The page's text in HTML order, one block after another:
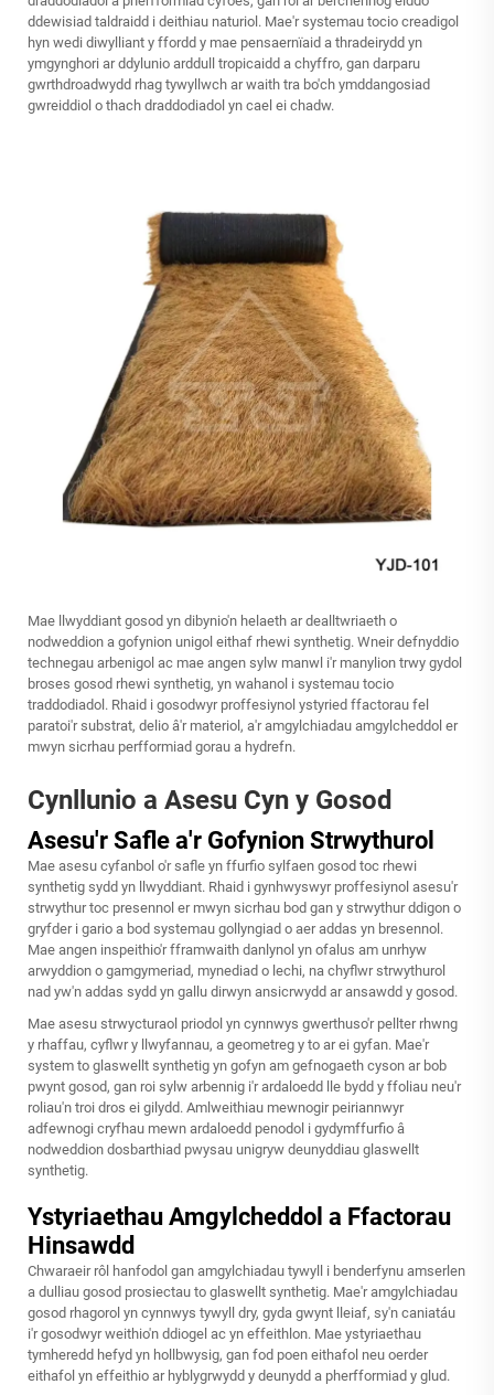
ddewisiad taldraidd i deithiau naturiol. Mae'r systemau tocio creadigol
hyn wedi diwylliant y ffordd y mae pensaernïaid a thradeirydd yn
ymgynghori ar ddylunio arddull tropicaidd a chyffro, gan darparu
gwrthdroadwydd rhag tywyllwch ar waith tra bo'ch ymddangosiad
gwreiddiol o thach draddodiadol yn cael ei chadw.
Mae llwyddiant gosod yn dibynio'n helaeth ar dealltwriaeth o
nodweddion a gofynion unigol eithaf rhewi synthetig. Wneir defnyddio
technegau arbenigol ac mae angen sylw manwl i'r manylion trwy gydol
broses gosod rhewi synthetig, yn wahanol i systemau tocio
traddodiadol. Rhaid i gosodwyr proffesiynol ystyried ffactorau fel
paratoi'r substrat, delio â'r materiol, a'r amgylchiadau amgylcheddol er
mwyn sicrhau perfformiad gorau a hydrefn.
Cynllunio a Asesu Cyn y Gosod
Asesu'r Safle a'r Gofynion Strwythurol
Mae asesu cyfanbol o'r safle yn ffurfio sylfaen gosod toc rhewi
synthetig sydd yn llwyddiant. Rhaid i gynhwyswyr proffesiynol asesu'r
strwythur toc presennol er mwyn sicrhau bod gan y strwythur ddigon o
gryfder i gario a bod systemau gollyngiad o aer addas yn bresennol.
Mae angen inspeithio'r fframwaith danlynol yn ofalus am unrhyw
arwyddion o gamgymeriad, mynediad o lechi, na chyflwr strwythurol
nad yw'n addas sydd yn gallu dirwyn ansicrwydd ar ansawdd y gosod.
Mae asesu strwycturaol priodol yn cynnwys gwerthuso'r pellter rhwng
y rhaffau, cyflwr y llwyfannau, a geometreg y to ar ei gyfan. Mae'r
system to glaswellt synthetig yn gofyn am gefnogaeth cyson ar bob
pwynt gosod, gan roi sylw arbennig i'r ardaloedd lle bydd y ffoliau neu'r
roliau'n troi dros ei gilydd. Amlweithiau mewnogir peiriannwyr
adfewnogi cryfhau mewn ardaloedd penodol i gydymffurfio â
nodweddion dosbarthiad pwysau unigryw deunyddiau glaswellt
synthetig.
Ystyriaethau Amgylcheddol a Ffactorau
Hinsawdd
Chwaraeir rôl hanfodol gan amgylchiadau tywyll i benderfynu amserlen
a dulliau gosod prosiectau to glaswellt synthetig. Mae'r amgylchiadau
gosod rhagorol yn cynnwys tywyll dry, gyda gwynt lleiaf, sy'n caniatáu
i'r gosodwyr weithio'n ddiogel ac yn effeithlon. Mae ystyriaethau
tymheredd hefyd yn hollbwysig, gan fod poen eithafol neu oerder
eithafol yn effeithio ar hyblygrwydd y deunydd a pherfformiad y glud.